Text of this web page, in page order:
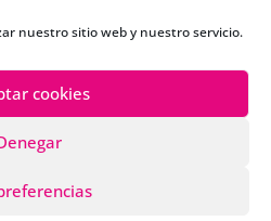
nuestro sitio web y nuestro servicio.
cookies
para hacer un buen
y no se le olvidará.